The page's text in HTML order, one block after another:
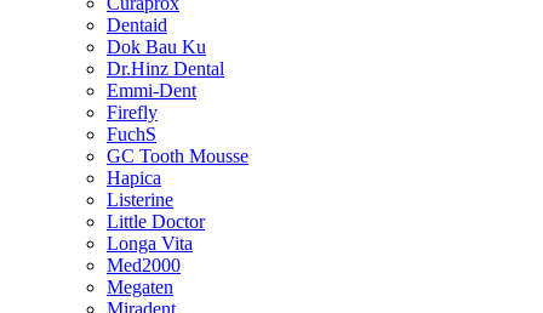
Dentaid
Dok Bau Ku
Dr.Hinz Dental
Emmi-Dent
Firefly
FuchS
GC Tooth Mousse
Hapica
Listerine
Little Doctor
Longa Vita
Med2000
Megaten